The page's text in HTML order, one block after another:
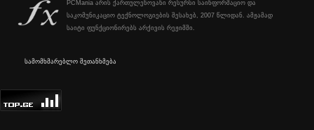
PCMania არის ქართულენოვანი რესურსი საინფორმაციო და
საკომუნიკაციო ტექნოლოგიების შესახებ, 2007 წლიდან. ამჟამად
საიტი ფუნქციონირებს არქივის რეჟიმში.
სამომხმარებლო შეთანხმება